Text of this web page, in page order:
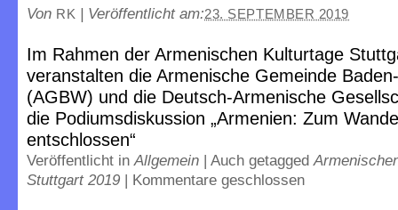
Von RK | Veröffentlicht am:23. SEPTEMBER 2019
Im Rahmen der Armenischen Kulturtage
veranstalten die Armenische Gemeinde
(AGBW) und die Deutsch-Armenische
die Podiumsdiskussion „Armenien: Zum
entschlossen“
Veröffentlicht inAllgemein | Auch getagged
Stuttgart 2019 | Kommentare geschlossen